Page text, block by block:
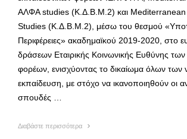
ΑΛΦΑ studies (Κ.Δ.Β.Μ.2) και
Studies (Κ.Δ.Β.Μ.2), μέσω του θεσμού
Περιφέρειες» ακαδημαϊκού 2019-2020, στο
δράσεων Εταιρικής Κοινωνικής Ευθύνης των
φορέων, ενισχύοντας το δικαίωμα όλων των
εκπαίδευση, με στόχο να ικανοποιηθούν οι
σπουδές …
Διαβάστε περισσότερα